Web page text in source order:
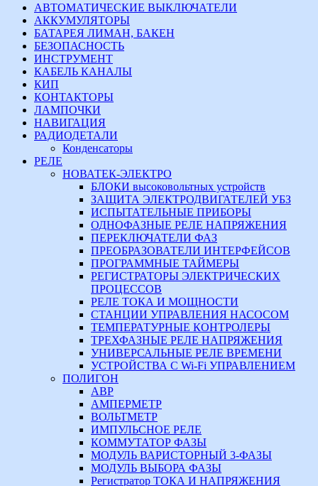
АВТОМАТИЧЕСКИЕ ВЫКЛЮЧАТЕЛИ
АККУМУЛЯТОРЫ
БАТАРЕЯ ЛИМАН, БАКЕН
БЕЗОПАСНОСТЬ
ИНСТРУМЕНТ
КАБЕЛЬ КАНАЛЫ
КИП
КОНТАКТОРЫ
ЛАМПОЧКИ
НАВИГАЦИЯ
РАДИОДЕТАЛИ
Конденсаторы
РЕЛЕ
НОВАТЕК-ЭЛЕКТРО
БЛОКИ высоковольтных устройств
ЗАЩИТА ЭЛЕКТРОДВИГАТЕЛЕЙ УБЗ
ИСПЫТАТЕЛЬНЫЕ ПРИБОРЫ
ОДНОФАЗНЫЕ РЕЛЕ НАПРЯЖЕНИЯ
ПЕРЕКЛЮЧАТЕЛИ ФАЗ
ПРЕОБРАЗОВАТЕЛИ ИНТЕРФЕЙСОВ
ПРОГРАММНЫЕ ТАЙМЕРЫ
РЕГИСТРАТОРЫ ЭЛЕКТРИЧЕСКИХ
ПРОЦЕССОВ
РЕЛЕ ТОКА И МОЩНОСТИ
СТАНЦИИ УПРАВЛЕНИЯ НАСОСОМ
ТЕМПЕРАТУРНЫЕ КОНТРОЛЕРЫ
ТРЕХФАЗНЫЕ РЕЛЕ НАПРЯЖЕНИЯ
УНИВЕРСАЛЬНЫЕ РЕЛЕ ВРЕМЕНИ
УСТРОЙСТВА С Wi-Fi УПРАВЛЕНИЕМ
ПОЛИГОН
АВР
АМПЕРМЕТР
ВОЛЬТМЕТР
ИМПУЛЬСНОЕ РЕЛЕ
КОММУТАТОР ФАЗЫ
МОДУЛЬ ВАРИСТОРНЫЙ 3-ФАЗЫ
МОДУЛЬ ВЫБОРА ФАЗЫ
Регистратор ТОКА И НАПРЯЖЕНИЯ